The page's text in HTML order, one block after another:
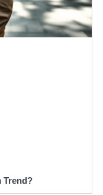
Trend?